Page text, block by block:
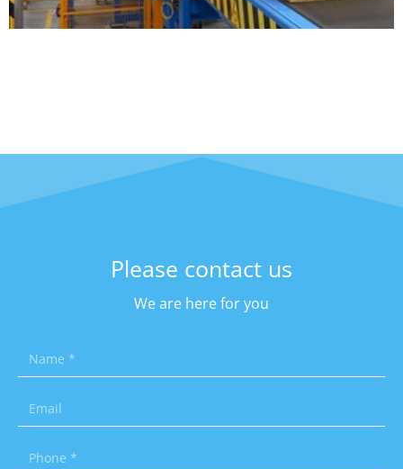
Please contact us
We are here for you